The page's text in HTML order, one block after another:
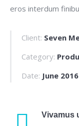
eros interdum
Client: Seven
Category:
Date: June 2016
Vivamus